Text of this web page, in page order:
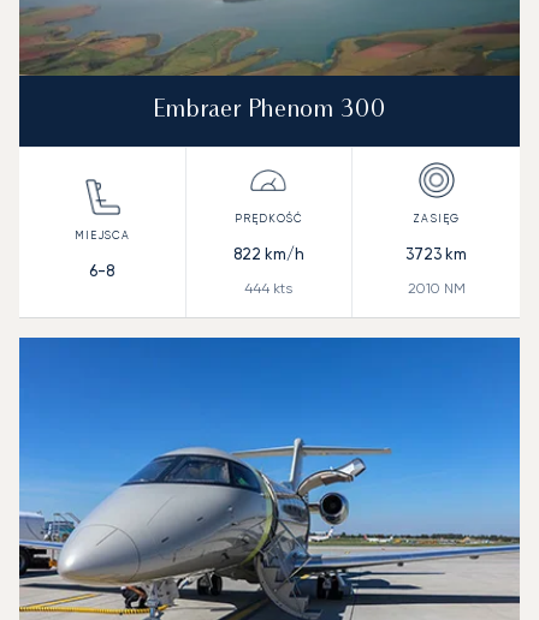
Embraer Phenom 300
6-8
822 km/h
444 kts
3723 km
2010 NM